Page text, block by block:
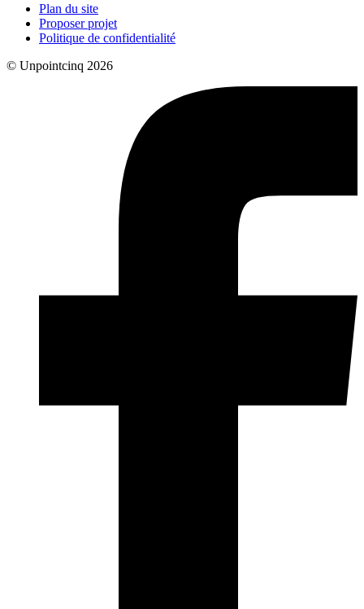
Plan du site
Proposer projet
Politique de confidentialité
© Unpointcinq 2026